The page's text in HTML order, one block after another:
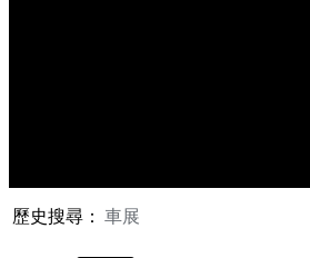
歷史搜尋： 車展